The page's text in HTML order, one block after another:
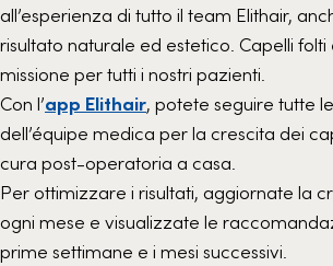
all’esperienza di tutto il team Elithair,
risultato naturale ed estetico. Capelli folti
missione per tutti i nostri pazienti.
Con l’app Elithair, potete seguire tutte
dell’équipe medica per la crescita dei
cura post-operatoria a casa.
Per ottimizzare i risultati, aggiornate la
ogni mese e visualizzate le
prime settimane e i mesi successivi.